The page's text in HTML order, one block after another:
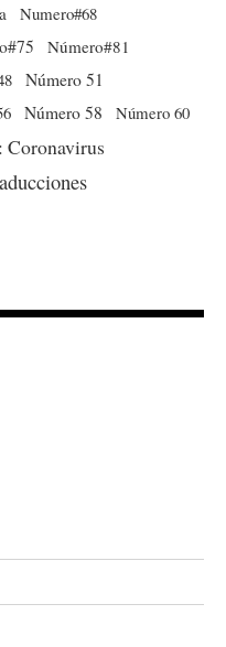
Numero#68
Número#81
Número 51
Número 58
Número 60
Coronavirus